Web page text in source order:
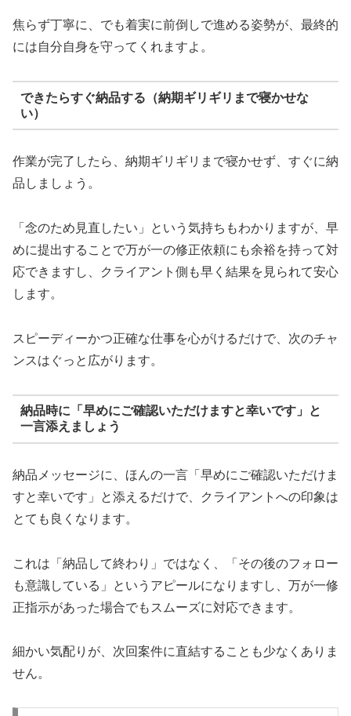
焦らず丁寧に、でも着実に前倒しで進める姿勢が、最終的
には自分自身を守ってくれますよ。
できたらすぐ納品する（納期ギリギリまで寝かせな
い）
作業が完了したら、納期ギリギリまで寝かせず、すぐに納
品しましょう。
「念のため見直したい」という気持ちもわかりますが、早
めに提出することで万が一の修正依頼にも余裕を持って対
応できますし、クライアント側も早く結果を見られて安心
します。
スピーディーかつ正確な仕事を心がけるだけで、次のチャ
ンスはぐっと広がります。
納品時に「早めにご確認いただけますと幸いです」と
一言添えましょう
納品メッセージに、ほんの一言「早めにご確認いただけま
すと幸いです」と添えるだけで、クライアントへの印象は
とても良くなります。
これは「納品して終わり」ではなく、「その後のフォロー
も意識している」というアピールになりますし、万が一修
正指示があった場合でもスムーズに対応できます。
細かい気配りが、次回案件に直結することも少なくありま
せん。